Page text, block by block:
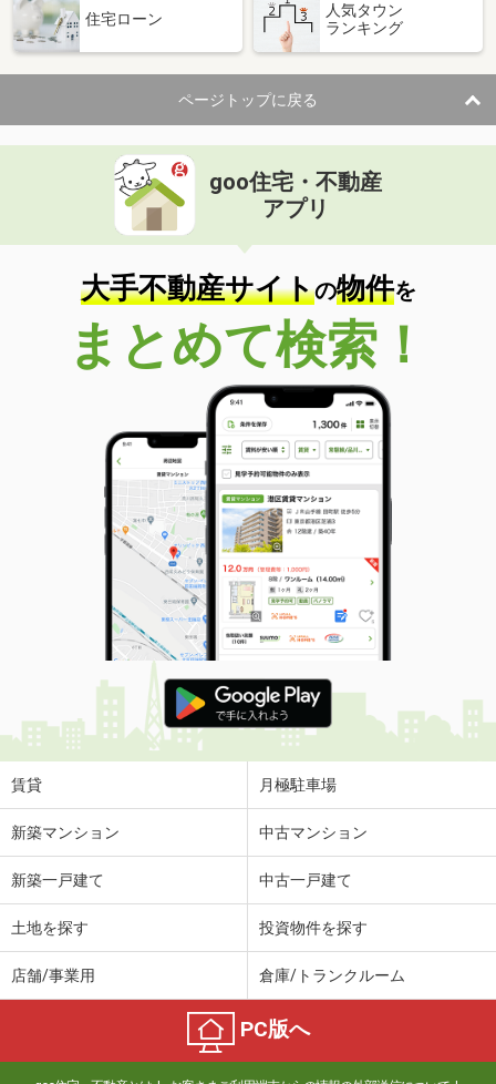
住宅ローン
人気タウン
ランキング
ページトップに戻る
goo住宅・不動産
アプリ
大手不動産サイトの物件を
まとめて検索！
賃貸 月極駐車場
新築マンション 中古マンション
新築一戸建て 中古一戸建て
土地を探す 投資物件を探す
店舗/事業用 倉庫/トランクルーム
PC版へ